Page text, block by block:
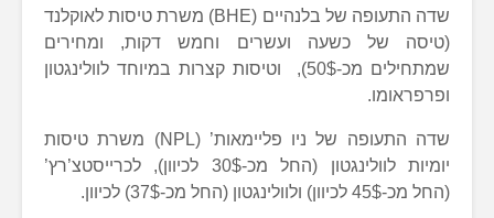
שדה התעופה של בלנהיים (BHE) משרת טיסות לאוקלנד
(טיסה של כשעה ועשרים וחמש דקות, ומחירים
שמתחילים מכ-50$), וטיסות קצרות במיוחד לוולינגטון
ופרפראומו.
שדה התעופה של ניו פליימאות’ (NPL) משרת טיסות
יומיות לוולינגטון (החל מכ-30$ לכיוון), לכרייסטצ’רץ’
(החל מכ-45$ לכיוון) ולוולינגטון (החל מכ-37$) לכיוון.